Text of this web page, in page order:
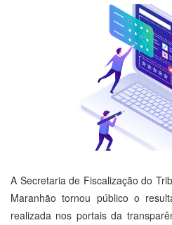
A Secretaria de Fiscalização do
Maranhão tornou público o
realizada nos portais da